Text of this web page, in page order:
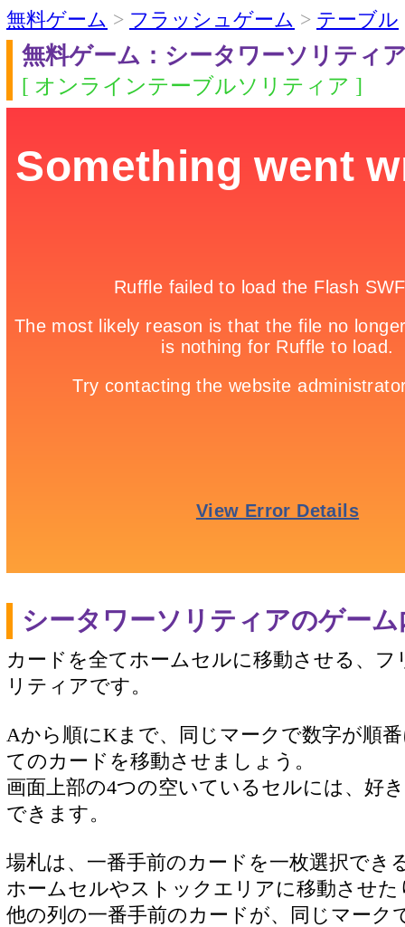
無料ゲーム > フラッシュゲーム > テーブル
無料ゲーム：シータワーソリティ
[ オンラインテーブルソリティア ]
シータワーソリティアのゲーム
カードを全てホームセルに移動させる、
リティアです。
Aから順にKまで、同じマークで数字が順
てのカードを移動させましょう。
画面上部の4つの空いているセルには、好
できます。
場札は、一番手前のカードを一枚選択でき
ホームセルやストックエリアに移動させた
他の列の一番手前のカードが、同じマーク